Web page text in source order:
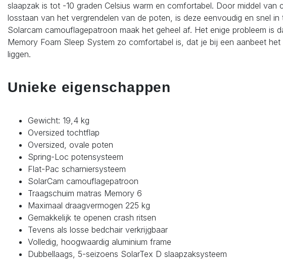
slaapzak is tot -10 graden Celsius warm en comfortabel. Door middel van
losstaan van het vergrendelen van de poten, is deze eenvoudig en snel in
Solarcam camouflagepatroon maak het geheel af. Het enige probleem is
Memory Foam Sleep System zo comfortabel is, dat je bij een aanbeet
liggen.
Unieke eigenschappen
Gewicht: 19,4 kg
Oversized tochtflap
Oversized, ovale poten
Spring-Loc potensysteem
Flat-Pac scharniersysteem
SolarCam camouflagepatroon
Traagschuim matras Memory 6
Maximaal draagvermogen 225 kg
Gemakkelijk te openen crash ritsen
Tevens als losse bedchair verkrijgbaar
Volledig, hoogwaardig aluminium frame
Dubbellaags, 5-seizoens SolarTex D slaapzaksysteem